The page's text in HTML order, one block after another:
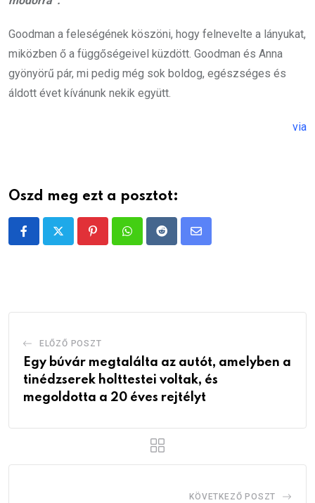
Goodman a feleségének köszöni, hogy felnevelte a lányukat,
miközben ő a függőségeivel küzdött. Goodman és Anna
gyönyörű pár, mi pedig még sok boldog, egészséges és
áldott évet kívánunk nekik együtt.
via
Oszd meg ezt a posztot:
PinterestWhatsappRedditShare
ELŐZŐ POSZT
Egy búvár megtalálta az autót, amelyben a
tinédzserek holttestei voltak, és
megoldotta a 20 éves rejtélyt
KÖVETKEZŐ POSZT